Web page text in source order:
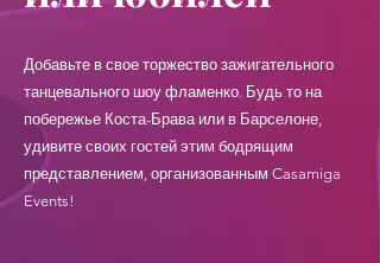
Добавьте в свое торжество зажигательного
танцевального шоу фламенко. Будь то на
побережье Коста-Брава или в Барселоне,
удивите своих гостей этим бодрящим
представлением, организованным Casamiga
Events!